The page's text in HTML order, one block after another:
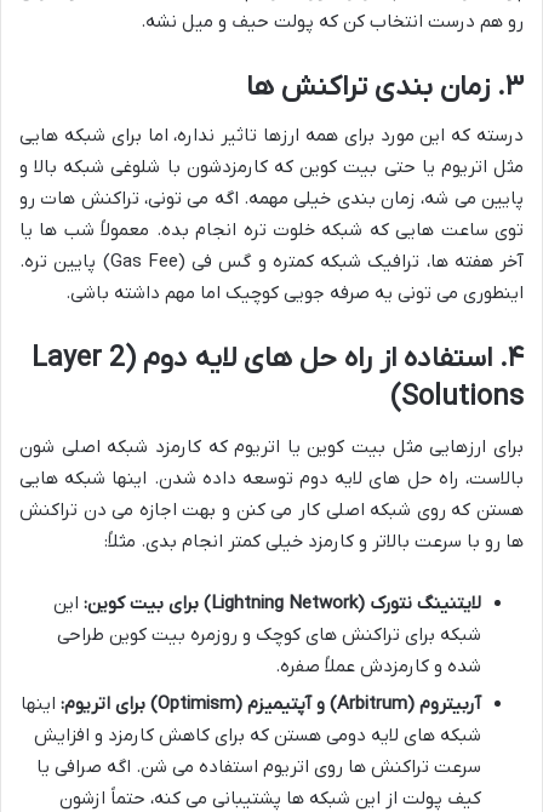
رو هم درست انتخاب کن که پولت حیف و میل نشه.
۳. زمان بندی تراکنش ها
درسته که این مورد برای همه ارزها تاثیر نداره، اما برای شبکه هایی
مثل اتریوم یا حتی بیت کوین که کارمزدشون با شلوغی شبکه بالا و
پایین می شه، زمان بندی خیلی مهمه. اگه می تونی، تراکنش هات رو
توی ساعت هایی که شبکه خلوت تره انجام بده. معمولاً شب ها یا
آخر هفته ها، ترافیک شبکه کمتره و گس فی (Gas Fee) پایین تره.
اینطوری می تونی یه صرفه جویی کوچیک اما مهم داشته باشی.
۴. استفاده از راه حل های لایه دوم (Layer 2
Solutions)
برای ارزهایی مثل بیت کوین یا اتریوم که کارمزد شبکه اصلی شون
بالاست، راه حل های لایه دوم توسعه داده شدن. اینها شبکه هایی
هستن که روی شبکه اصلی کار می کنن و بهت اجازه می دن تراکنش
ها رو با سرعت بالاتر و کارمزد خیلی کمتر انجام بدی. مثلاً:
لایتنینگ نتورک (Lightning Network) برای بیت کوین:
این
شبکه برای تراکنش های کوچک و روزمره بیت کوین طراحی
شده و کارمزدش عملاً صفره.
آربیتروم (Arbitrum) و آپتیمیزم (Optimism) برای اتریوم:
اینها
شبکه های لایه دومی هستن که برای کاهش کارمزد و افزایش
سرعت تراکنش ها روی اتریوم استفاده می شن. اگه صرافی یا
کیف پولت از این شبکه ها پشتیبانی می کنه، حتماً ازشون